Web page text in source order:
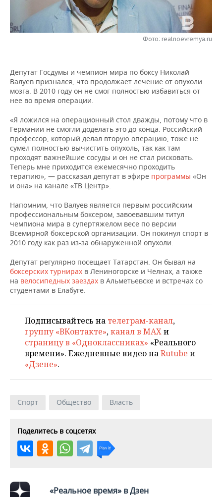
НЕФТЕХИМИЯ
НЕФТЬ
ЭНЕРГЕТИКА
РОЗНИЧНАЯ ТОРГОВЛЯ
НОВОСТИ ТЕХНОЛОГИЙ
ТЕЛЕКОММУНИКАЦИИ
МЕРОПРИЯТИЯ
БИЗНЕС-БРАНЧИ
ОТКРЫТАЯ ЛЕКЦИЯ
ФУТБОЛ
БАСКЕТБОЛ
ВОЛЕЙБОЛ
КИБЕРСПОРТ
ФИГУРНОЕ КАТАНИЕ
ВОДНЫЕ ВИДЫ СПОРТА
ХОККЕЙ С МЯЧОМ
НОВОСТИ ОБЩЕСТВА
ИНФРАСТРУКТУРА
ИСТОРИЯ
КУЛЬТУРА
МЕДИЦИНА
ОБРАЗОВАНИЕ
ПРОИСШЕСТВИЯ
ФОТОГАЛЕРЕЯ
СПРАВОЧНИК
СПИСОК ПЕРСОН
СПИСОК КОМПАНИЙ
ПОЛНАЯ ВЕРСИЯ
Фото: realnoevremya.ru
Депутат Госдумы и чемпион мира по боксу Николай
Валуев признался, что продолжает лечение от опухоли
мозга. В 2010 году он не смог полностью избавиться от
нее во время операции.
«Я ложился на операционный стол дважды, потому что в
Германии не смогли доделать это до конца. Российский
профессор, который делал вторую операцию, тоже не
сумел полностью вычистить опухоль, так как там
проходят важнейшие сосуды и он не стал рисковать.
Теперь мне приходится ежемесячно проходить
терапию», — рассказал депутат в эфире программы «Он
и она» на канале «ТВ Центр».
Напомним, что Валуев является первым российским
профессиональным боксером, завоевавшим титул
чемпиона мира в супертяжелом весе по версии
Всемирной боксерской организации. Он покинул спорт в
2010 году как раз из-за обнаруженной опухоли.
Депутат регулярно посещает Татарстан. Он бывал на
боксерских турнирах в Лениногорске и Челнах, а также
на велосипедных заездах в Альметьевске и встречах со
студентами в Елабуге.
Подписывайтесь на телеграм-канал,
группу «ВКонтакте»,канал в MAXи
страницу в «Одноклассниках» «Реального
времени». Ежедневные видео наRutube и
«Дзене».
Спорт Общество Власть
Поделитесь в соцсетях
«Реальное время» в Дзен